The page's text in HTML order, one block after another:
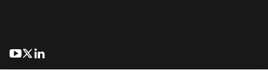
abre em uma nova guia
abre em uma nova guia